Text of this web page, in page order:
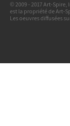
© 2009 - 2017 Art-
est la propriété de Art-
Les oeuvres diffusées